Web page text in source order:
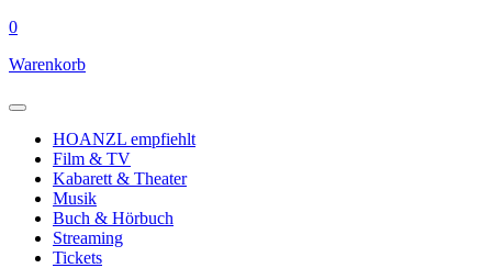
0
Warenkorb
HOANZL empfiehlt
Film & TV
Kabarett & Theater
Musik
Buch & Hörbuch
Streaming
Tickets